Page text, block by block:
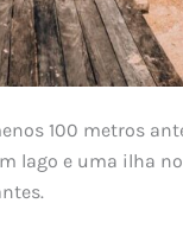
100 metros
lago e uma ilha